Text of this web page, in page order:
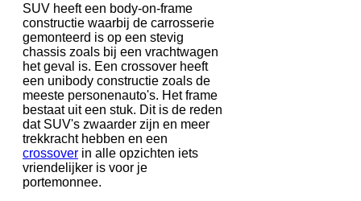
SUV heeft een body-on-frame
constructie waarbij de carrosserie
gemonteerd is op een stevig
chassis zoals bij een vrachtwagen
het geval is. Een crossover heeft
een unibody constructie zoals de
meeste personenauto's. Het frame
bestaat uit een stuk. Dit is de reden
dat SUV's zwaarder zijn en meer
trekkracht hebben en een
crossover in alle opzichten iets
vriendelijker is voor je
portemonnee.